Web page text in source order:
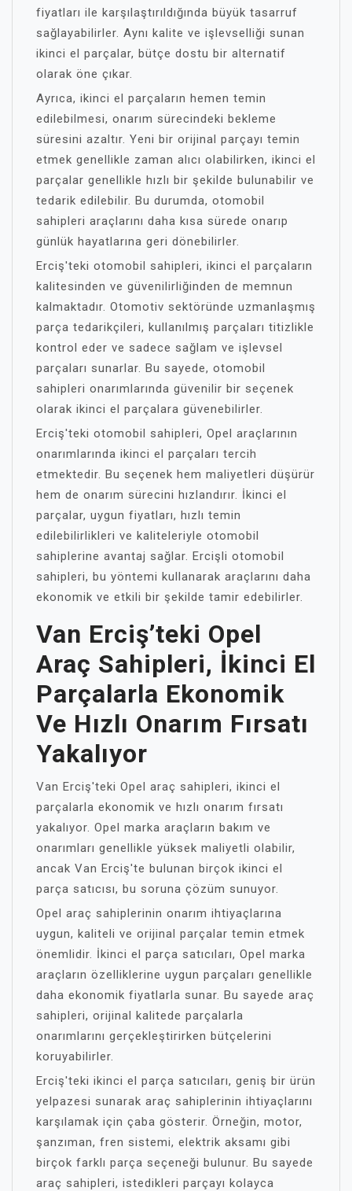
fiyatları ile karşılaştırıldığında büyük tasarruf
sağlayabilirler. Aynı kalite ve işlevselliği sunan
ikinci el parçalar, bütçe dostu bir alternatif
olarak öne çıkar.
Ayrıca, ikinci el parçaların hemen temin
edilebilmesi, onarım sürecindeki bekleme
süresini azaltır. Yeni bir orijinal parçayı temin
etmek genellikle zaman alıcı olabilirken, ikinci el
parçalar genellikle hızlı bir şekilde bulunabilir ve
tedarik edilebilir. Bu durumda, otomobil
sahipleri araçlarını daha kısa sürede onarıp
günlük hayatlarına geri dönebilirler.
Erciş'teki otomobil sahipleri, ikinci el parçaların
kalitesinden ve güvenilirliğinden de memnun
kalmaktadır. Otomotiv sektöründe uzmanlaşmış
parça tedarikçileri, kullanılmış parçaları titizlikle
kontrol eder ve sadece sağlam ve işlevsel
parçaları sunarlar. Bu sayede, otomobil
sahipleri onarımlarında güvenilir bir seçenek
olarak ikinci el parçalara güvenebilirler.
Erciş'teki otomobil sahipleri, Opel araçlarının
onarımlarında ikinci el parçaları tercih
etmektedir. Bu seçenek hem maliyetleri düşürür
hem de onarım sürecini hızlandırır. İkinci el
parçalar, uygun fiyatları, hızlı temin
edilebilirlikleri ve kaliteleriyle otomobil
sahiplerine avantaj sağlar. Ercişli otomobil
sahipleri, bu yöntemi kullanarak araçlarını daha
ekonomik ve etkili bir şekilde tamir edebilirler.
Van Erciş’teki Opel
Araç Sahipleri, İkinci El
Parçalarla Ekonomik
Ve Hızlı Onarım Fırsatı
Yakalıyor
Van Erciş'teki Opel araç sahipleri, ikinci el
parçalarla ekonomik ve hızlı onarım fırsatı
yakalıyor. Opel marka araçların bakım ve
onarımları genellikle yüksek maliyetli olabilir,
ancak Van Erciş'te bulunan birçok ikinci el
parça satıcısı, bu soruna çözüm sunuyor.
Opel araç sahiplerinin onarım ihtiyaçlarına
uygun, kaliteli ve orijinal parçalar temin etmek
önemlidir. İkinci el parça satıcıları, Opel marka
araçların özelliklerine uygun parçaları genellikle
daha ekonomik fiyatlarla sunar. Bu sayede araç
sahipleri, orijinal kalitede parçalarla
onarımlarını gerçekleştirirken bütçelerini
koruyabilirler.
Erciş'teki ikinci el parça satıcıları, geniş bir ürün
yelpazesi sunarak araç sahiplerinin ihtiyaçlarını
karşılamak için çaba gösterir. Örneğin, motor,
şanzıman, fren sistemi, elektrik aksamı gibi
birçok farklı parça seçeneği bulunur. Bu sayede
araç sahipleri, istedikleri parçayı kolayca